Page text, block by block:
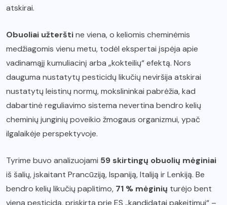
atskirai.
Obuoliai užterštine viena, o keliomis cheminėmis
medžiagomis vienu metu, todėl ekspertai įspėja apie
vadinamąjį kumuliacinį arba „kokteilių“ efektą. Nors
dauguma nustatytų pesticidų likučių neviršija atskirai
nustatytų leistinų normų, mokslininkai pabrėžia, kad
dabartinė reguliavimo sistema nevertina bendro kelių
cheminių junginių poveikio žmogaus organizmui, ypač
ilgalaikėje perspektyvoje.
Tyrime buvo analizuojami 59 skirtingų obuolių mėginiai
iš šalių, įskaitant Prancūziją, Ispaniją, Italiją ir Lenkiją. Be
bendro kelių likučių paplitimo, 71 % mėginių turėjo bent